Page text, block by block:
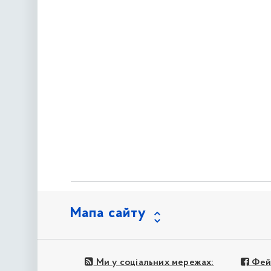
Мапа сайту
Ми у соціальних мережах: